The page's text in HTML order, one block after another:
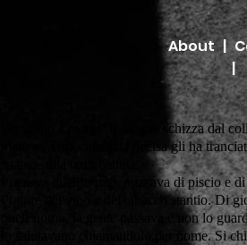
About |
|
Un uomo è morto. Il sangue schizza dal
inatteso. Una coltellata decisa gli ha
Puzzava quell’uomo, puzzava di piscio e
l’odore del vino e del tabacco stantio. Di
quell’uomo, la gente passava e non lo
lo salutavano chiamandolo per nome. Si